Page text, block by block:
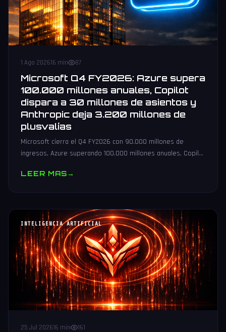
1 Ago 202616 min 87
Microsoft Q4 FY2026: Azure supera
100.000 millones anuales, Copilot
dispara a 30 millones de asientos y
Anthropic deja 3.200 millones de
plusvalías
Microsoft cierra el Q4 FY2026 con 90.000 millones de
ingresos, Azure superando 100.000 millones anuales, Copilot
Anthropic.
LEER MAS→
INTELIGENCIA ARTIFICIAL
25 Jul 202616 min 161